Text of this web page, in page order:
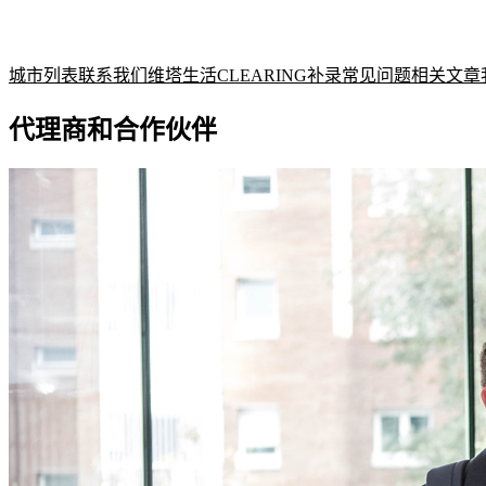
城市列表联系我们 维塔生活CLEARING补录常见问题相关文章
代理商和合作伙伴